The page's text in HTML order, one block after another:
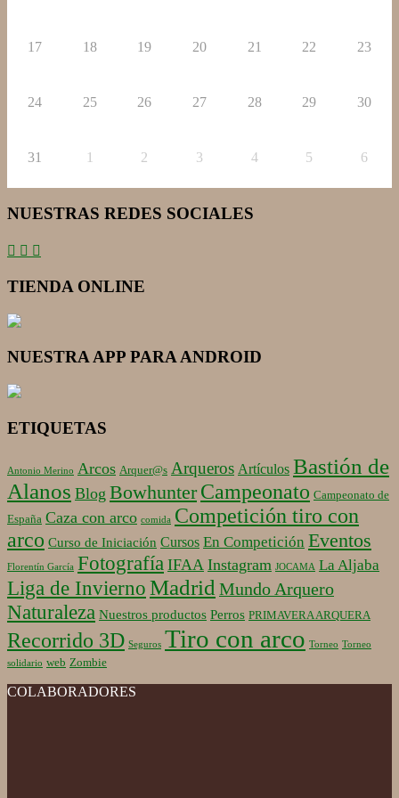
17 18 19 20 21 22 23
24 25 26 27 28 29 30
31 1 2 3 4 5 6
NUESTRAS REDES SOCIALES
TIENDA ONLINE
NUESTRA APP PARA ANDROID
ETIQUETAS
Antonio Merino Arcos Arquer@s Arqueros Artículos Bastión de
Alanos Blog Bowhunter Campeonato Campeonato de
España Caza con arco comida Competición tiro con
arco Curso de Iniciación Cursos En Competición Eventos
Florentín García Fotografía IFAA Instagram JOCAMA La Aljaba
Liga de Invierno Madrid Mundo Arquero
Naturaleza Nuestros productos Perros PRIMAVERA ARQUERA
Recorrido 3D Seguros Tiro con arco Torneo Torneo
solidario web Zombie
COLABORADORES